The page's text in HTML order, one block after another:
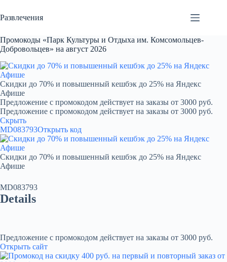
к
сути
Развлечения
Промокоды «Парк Культуры и Отдыха им. Комсомольцев-
Добровольцев» на август 2026
Скидки до 70% и повышенный кешбэк до 25% на Яндекс
Афише
Предложение с промокодом действует на заказы от 3000 руб.
Предложение с промокодом действует на заказы от 3000 руб.
Скрыть
MD083793Открыть код
Скидки до 70% и повышенный кешбэк до 25% на Яндекс
Афише
MD083793
Details
Предложение с промокодом действует на заказы от 3000 руб.
Открыть сайт